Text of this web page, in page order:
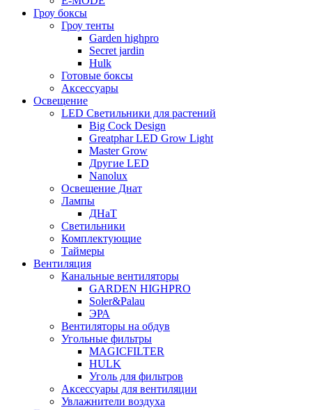
Гроу боксы
Гроу тенты
Garden highpro
Secret jardin
Hulk
Готовые боксы
Аксессуары
Освещение
LED Светильники для растений
Big Cock Design
Greatphar LED Grow Light
Master Grow
Другие LED
Nanolux
Освещение Днат
Лампы
ДНаТ
Светильники
Комплектующие
Таймеры
Вентиляция
Канальные вентиляторы
GARDEN HIGHPRO
Soler&Palau
ЭРА
Вентиляторы на обдув
Угольные фильтры
MAGICFILTER
HULK
Уголь для фильтров
Аксессуары для вентиляции
Увлажнители воздуха